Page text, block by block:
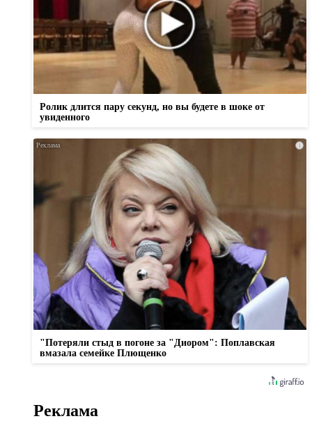
Ролик длится пару секунд, но вы будете в шоке от
увиденного
i
"Потеряли стыд в погоне за "Диором": Поплавская
вмазала семейке Плющенко
Реклама